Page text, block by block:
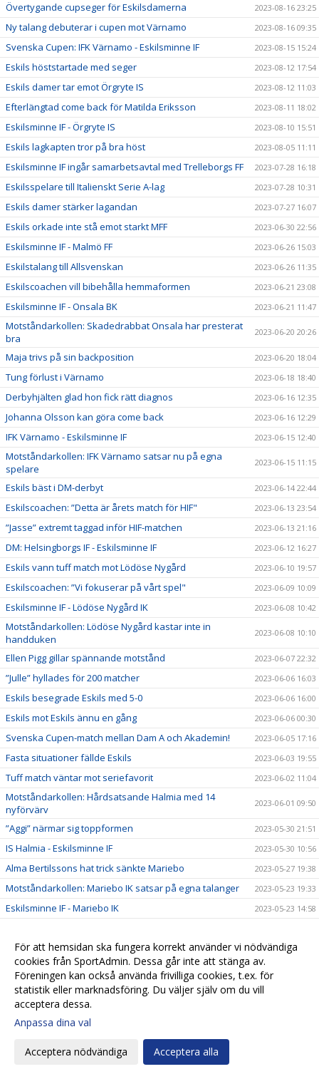
Övertygande cupseger för Eskilsdamerna 2023-08-16 23:25
Ny talang debuterar i cupen mot Värnamo 2023-08-16 09:35
Svenska Cupen: IFK Värnamo - Eskilsminne IF 2023-08-15 15:24
Eskils höststartade med seger 2023-08-12 17:54
Eskils damer tar emot Örgryte IS 2023-08-12 11:03
Efterlängtad come back för Matilda Eriksson 2023-08-11 18:02
Eskilsminne IF - Örgryte IS 2023-08-10 15:51
Eskils lagkapten tror på bra höst 2023-08-05 11:11
Eskilsminne IF ingår samarbetsavtal med Trelleborgs FF 2023-07-28 16:18
Eskilsspelare till Italienskt Serie A-lag 2023-07-28 10:31
Eskils damer stärker lagandan 2023-07-27 16:07
Eskils orkade inte stå emot starkt MFF 2023-06-30 22:56
Eskilsminne IF - Malmö FF 2023-06-26 15:03
Eskilstalang till Allsvenskan 2023-06-26 11:35
Eskilscoachen vill bibehålla hemmaformen 2023-06-21 23:08
Eskilsminne IF - Onsala BK 2023-06-21 11:47
Motståndarkollen: Skadedrabbat Onsala har presterat
bra
2023-06-20 20:26
Maja trivs på sin backposition 2023-06-20 18:04
Tung förlust i Värnamo 2023-06-18 18:40
Derbyhjälten glad hon fick rätt diagnos 2023-06-16 12:35
Johanna Olsson kan göra come back 2023-06-16 12:29
IFK Värnamo - Eskilsminne IF 2023-06-15 12:40
Motståndarkollen: IFK Värnamo satsar nu på egna
spelare
2023-06-15 11:15
Eskils bäst i DM-derbyt 2023-06-14 22:44
Eskilscoachen: ”Detta är årets match för HIF" 2023-06-13 23:54
”Jasse” extremt taggad inför HIF-matchen 2023-06-13 21:16
DM: Helsingborgs IF - Eskilsminne IF 2023-06-12 16:27
Eskils vann tuff match mot Lödöse Nygård 2023-06-10 19:57
Eskilscoachen: ”Vi fokuserar på vårt spel" 2023-06-09 10:09
Eskilsminne IF - Lödöse Nygård IK 2023-06-08 10:42
Motståndarkollen: Lödöse Nygård kastar inte in
handduken
2023-06-08 10:10
Ellen Pigg gillar spännande motstånd 2023-06-07 22:32
”Julle” hyllades för 200 matcher 2023-06-06 16:03
Eskils besegrade Eskils med 5-0 2023-06-06 16:00
Eskils mot Eskils ännu en gång 2023-06-06 00:30
Svenska Cupen-match mellan Dam A och Akademin! 2023-06-05 17:16
Fasta situationer fällde Eskils 2023-06-03 19:55
Tuff match väntar mot seriefavorit 2023-06-02 11:04
Motståndarkollen: Hårdsatsande Halmia med 14
nyförvärv
2023-06-01 09:50
”Aggi” närmar sig toppformen 2023-05-30 21:51
IS Halmia - Eskilsminne IF 2023-05-30 10:56
Alma Bertilssons hat trick sänkte Mariebo 2023-05-27 19:38
Motståndarkollen: Mariebo IK satsar på egna talanger 2023-05-23 19:33
Eskilsminne IF - Mariebo IK 2023-05-23 14:58
Eskils tappade segern i slutminuterna 2023-05-20 18:00
IFK Göteborg - Eskilsminne IF 2023-05-18 15:35
Motståndarkollen: IFK Göteborg jobbar med liten trupp 2023-05-17 13:38
Ingen ljusning på skadefronten
Alva Hed hyllar Eskils fysik och kondition
Kämpamatch när Eskils kryssade
Eskilscoachen: ”Bra tillfälle studsa tillbaka"
För att hemsidan ska fungera korrekt använder vi nödvändiga
cookies från SportAdmin. Dessa går inte att stänga av.
Föreningen kan också använda frivilliga cookies, t.ex. för
statistik eller marknadsföring. Du väljer själv om du vill
acceptera dessa.
Anpassa dina val
Acceptera nödvändiga Acceptera alla